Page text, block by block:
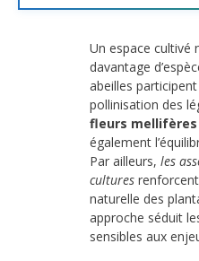
Un espace cultivé
davantage
abeilles
pollinisation des
fleurs mellifères
également
Par ailleurs, les
cultures
naturelle des
approche séduit
sensibles aux